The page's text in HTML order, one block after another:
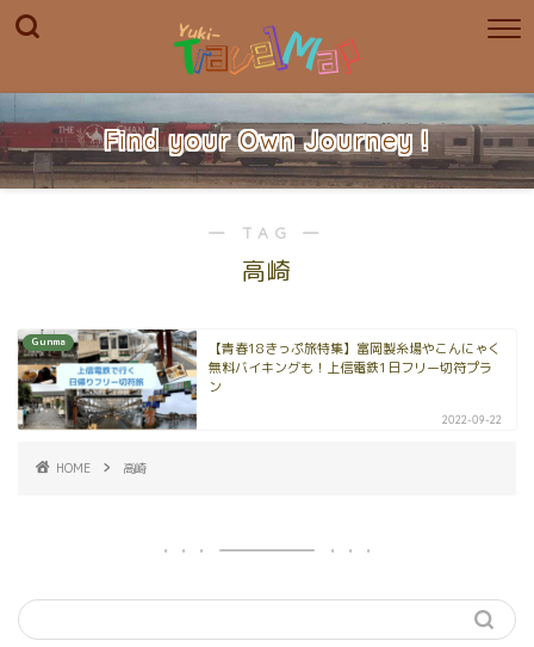
Find your Own Journey !
― TAG ―
高崎
Gunma
【青春18きっぷ旅特集】富岡製糸場やこんにゃく
無料バイキングも！上信電鉄1日フリー切符プラ
ン
2022-09-22
HOME 高崎